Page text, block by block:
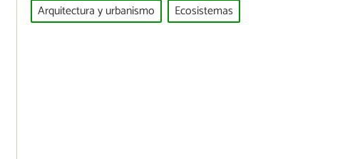
Arquitectura y urbanismo
Ecosistemas